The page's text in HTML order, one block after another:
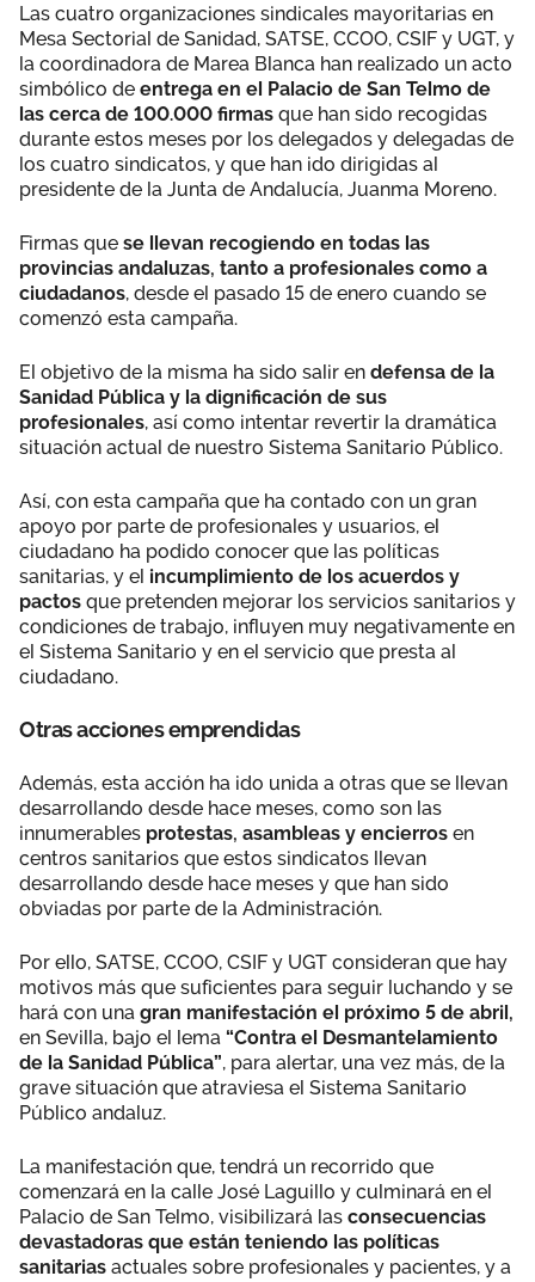
Las cuatro organizaciones sindicales mayoritarias en
Mesa Sectorial de Sanidad, SATSE, CCOO, CSIF y UGT, y
la coordinadora de Marea Blanca han realizado un acto
simbólico de entrega en el Palacio de San Telmo de
las cerca de 100.000 firmas que han sido recogidas
durante estos meses por los delegados y delegadas de
los cuatro sindicatos, y que han ido dirigidas al
presidente de la Junta de Andalucía, Juanma Moreno.
Firmas que se llevan recogiendo en todas las
provincias andaluzas, tanto a profesionales como a
ciudadanos, desde el pasado 15 de enero cuando se
comenzó esta campaña.
El objetivo de la misma ha sido salir en defensa de la
Sanidad Pública y la dignificación de sus
profesionales, así como intentar revertir la dramática
situación actual de nuestro Sistema Sanitario Público.
Así, con esta campaña que ha contado con un gran
apoyo por parte de profesionales y usuarios, el
ciudadano ha podido conocer que las políticas
sanitarias, y el incumplimiento de los acuerdos y
pactos que pretenden mejorar los servicios sanitarios y
condiciones de trabajo, influyen muy negativamente en
el Sistema Sanitario y en el servicio que presta al
ciudadano.
Otras acciones emprendidas
Además, esta acción ha ido unida a otras que se llevan
desarrollando desde hace meses, como son las
innumerables protestas, asambleas y encierros en
centros sanitarios que estos sindicatos llevan
desarrollando desde hace meses y que han sido
obviadas por parte de la Administración.
Por ello, SATSE, CCOO, CSIF y UGT consideran que hay
motivos más que suficientes para seguir luchando y se
hará con una gran manifestación el próximo 5 de abril,
en Sevilla, bajo el lema “Contra el Desmantelamiento
de la Sanidad Pública”, para alertar, una vez más, de la
grave situación que atraviesa el Sistema Sanitario
Público andaluz.
La manifestación que, tendrá un recorrido que
comenzará en la calle José Laguillo y culminará en el
Palacio de San Telmo, visibilizará las consecuencias
devastadoras que están teniendo las políticas
sanitarias actuales sobre profesionales y pacientes, y a